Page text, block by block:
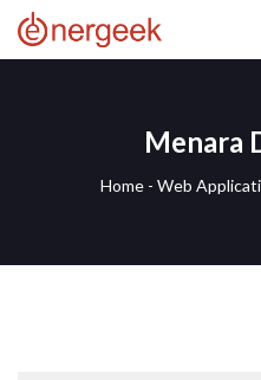
Menara
Home- Web